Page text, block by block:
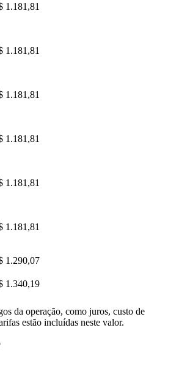
1.181,81
1.181,81
1.181,81
1.181,81
1.181,81
1.181,81
1.290,07
1.340,19
da operação, como juros, custo de
estão incluídas neste valor.